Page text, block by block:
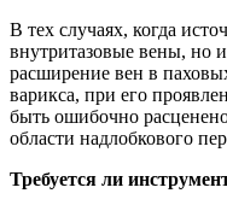
В тех случаях, когда
внутритазовые вены, но
расширение вен в
варикса, при его
быть ошибочно
области надлобкового
Требуется ли